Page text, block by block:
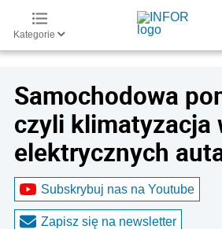
Kategorie
Samochodowa
czyli klimatyzacja
elektrycznych
Subskrybuj nas na Youtube
Zapisz się na newsletter